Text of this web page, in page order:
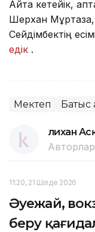
Айта кетейік,
Шерхан Мұртаза,
Сейдімбектің
едік .
Мектеп Батыс
Әлихан
Авторлар
11:20, 21 Шілде 2026
Әуежай,
беру